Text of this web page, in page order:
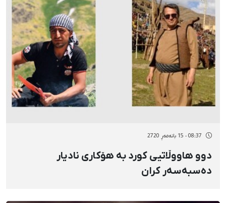
08:37 - 15 بانەمەڕ 2720
دوو هاووڵاتیی کورد بە هۆکاری نادیار
دەسبەسەر کران